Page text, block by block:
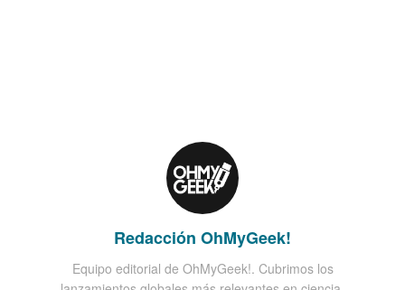
Redacción OhMyGeek!
Equipo editorial de OhMyGeek!. Cubrimos los